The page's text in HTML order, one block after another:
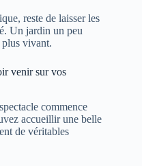
reste de laisser les
Un jardin un peu
plus vivant.
venir sur vos
commence
accueillir une belle
de véritables